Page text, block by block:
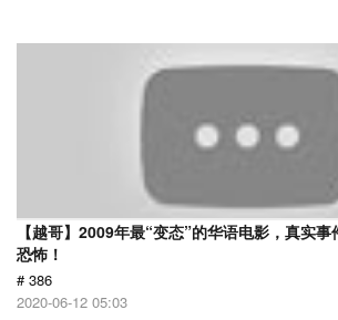
【越哥】2009年最“变态”的华语电影，真实
恐怖！
# 386
2020-06-12 05:03